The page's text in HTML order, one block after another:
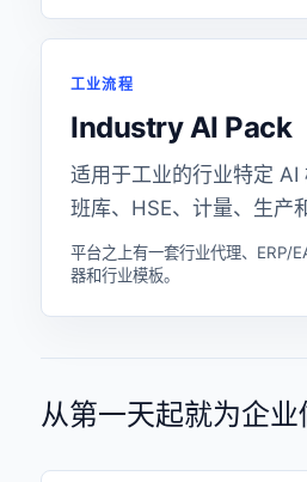
工业流程
Industry AI Pack
适用于工业的行业特定 AI
班库、HSE、计量、生产
平台之上有一套行业代理、ERP/
器和行业模板。
从第一天起就为企